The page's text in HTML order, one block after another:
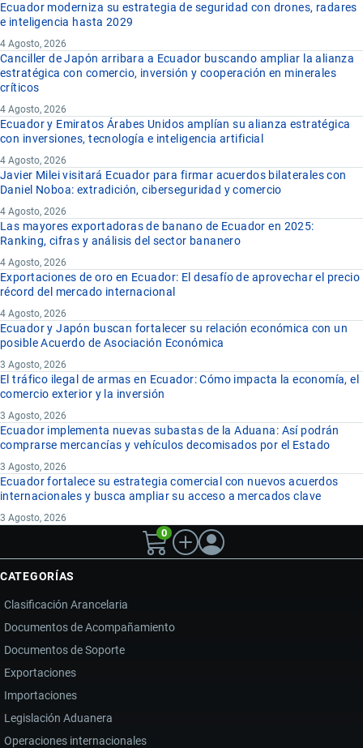
Ecuador moderniza su estrategia de seguridad con drones, radares
e inteligencia hasta 2029
4 Agosto, 2026
Canciller de Japón arribara a Ecuador buscando ampliar la alianza
estratégica con comercio, inversión y cooperación en minerales
críticos
4 Agosto, 2026
Ecuador y Emiratos Árabes Unidos amplían su alianza estratégica
con inversiones, tecnología e inteligencia artificial
4 Agosto, 2026
Javier Milei visitará Ecuador para firmar acuerdos bilaterales con
Daniel Noboa: extradición, ciberseguridad y comercio
4 Agosto, 2026
Las mayores exportadoras de banano de Ecuador en 2025:
Ranking, cifras y análisis del sector bananero
4 Agosto, 2026
Exportaciones de oro en Ecuador: El desafío de aprovechar el precio
récord del mercado internacional
4 Agosto, 2026
Ecuador y Japón buscan fortalecer su relación económica con un
posible Acuerdo de Asociación Económica
3 Agosto, 2026
El tráfico ilegal de armas en Ecuador: Cómo impacta la economía, el
comercio exterior y la inversión
3 Agosto, 2026
Ecuador implementa nuevas subastas de la Aduana: Así podrán
comprarse mercancías y vehículos decomisados por el Estado
3 Agosto, 2026
Ecuador fortalece su estrategia comercial con nuevos acuerdos
internacionales y busca ampliar su acceso a mercados clave
3 Agosto, 2026
0
CATEGORÍAS
Clasificación Arancelaria
Documentos de Acompañamiento
Documentos de Soporte
Exportaciones
Importaciones
Legislación Aduanera
Operaciones internacionales